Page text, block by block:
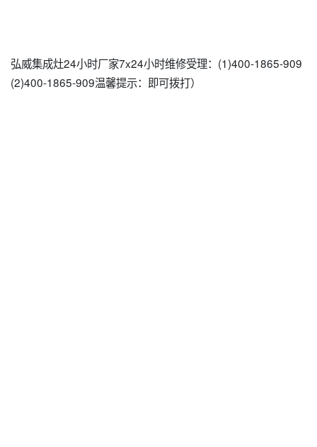
弘威集成灶24小时厂家7x24小时维修受理：(1)400-1865-909
(2)400-1865-909温馨提示：即可拨打）